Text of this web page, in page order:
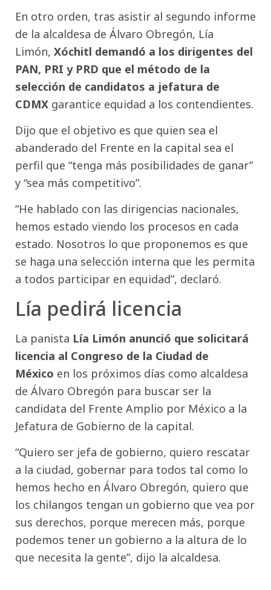
En otro orden, tras asistir al segundo informe
de la alcaldesa de Álvaro Obregón, Lía
Limón, Xóchitl demandó a los dirigentes del
PAN, PRI y PRD que el método de la
selección de candidatos a jefatura de
CDMX garantice equidad a los contendientes.
Dijo que el objetivo es que quien sea el
abanderado del Frente en la capital sea el
perfil que “tenga más posibilidades de ganar”
y “sea más competitivo”.
“He hablado con las dirigencias nacionales,
hemos estado viendo los procesos en cada
estado. Nosotros lo que proponemos es que
se haga una selección interna que les permita
a todos participar en equidad”, declaró.
Lía pedirá licencia
La panista Lía Limón anunció que solicitará
licencia al Congreso de la Ciudad de
México en los próximos días como alcaldesa
de Álvaro Obregón para buscar ser la
candidata del Frente Amplio por México a la
Jefatura de Gobierno de la capital.
“Quiero ser jefa de gobierno, quiero rescatar
a la ciudad, gobernar para todos tal como lo
hemos hecho en Álvaro Obregón, quiero que
los chilangos tengan un gobierno que vea por
sus derechos, porque merecen más, porque
podemos tener un gobierno a la altura de lo
que necesita la gente”, dijo la alcaldesa.